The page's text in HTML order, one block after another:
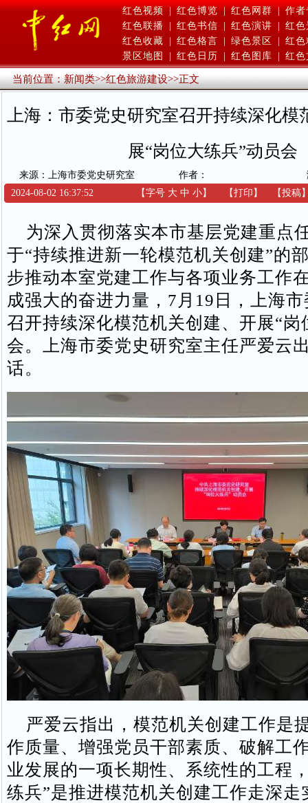
红色视频 | 红色博览 | 红色网群 | 作者
红色联播
红色书信 红色演讲
红色
红色收藏
红色格言 绿色景区
红色
景区地图
红色日历 红色图库 红色
当前位置：新闻类>>红色旅游建设>>正文
上海：市委党史研究室召开持续深化模
展“岗位大练兵”动员会
来源：上海市委党史研究室 作者：
2024-08-02 16:37:52
【字号 大 中 小】 【打印 】 【投稿
为深入贯彻落实本市基层党建重点
于“持续推进新一轮模范机关创建”的
步推动本室党建工作与各项业务工作
成强大的奋进力量，7月19日，上海
召开持续深化模范机关创建、开展“岗
会。上海市委党史研究室主任严爱云
话。
严爱云指出，模范机关创建工作是
作质量、增强党员干部素质、破解工
业发展的一项长期性、系统性的工程
练兵”是推进模范机关创建工作走深走